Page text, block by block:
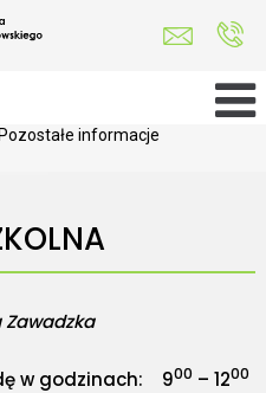
Pozostałe informacje
Zawadzka
w godzinach: 900– 1200